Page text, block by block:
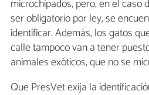
microchipados, pero, en el caso
ser obligatorio por ley, se
identificar. Además, los gatos
calle tampoco van a tener
animales exóticos, que no se
Que PresVet exija la